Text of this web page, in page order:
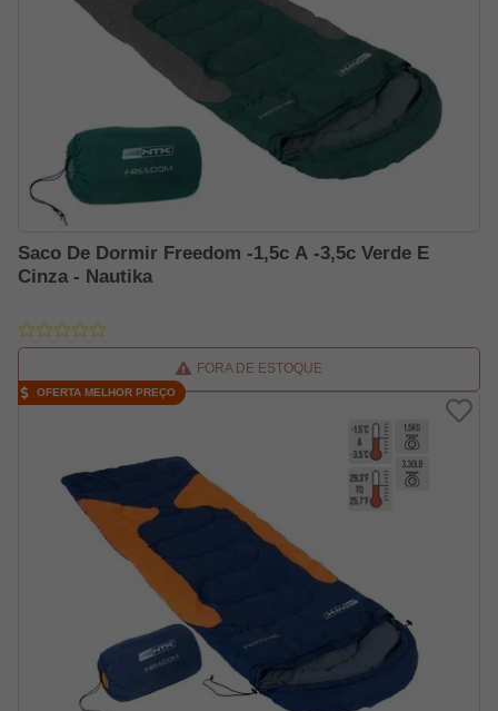
Saco De Dormir Freedom -1,5c A -3,5c Verde E
Cinza - Nautika
FORA DE ESTOQUE
OFERTA MELHOR PREÇO